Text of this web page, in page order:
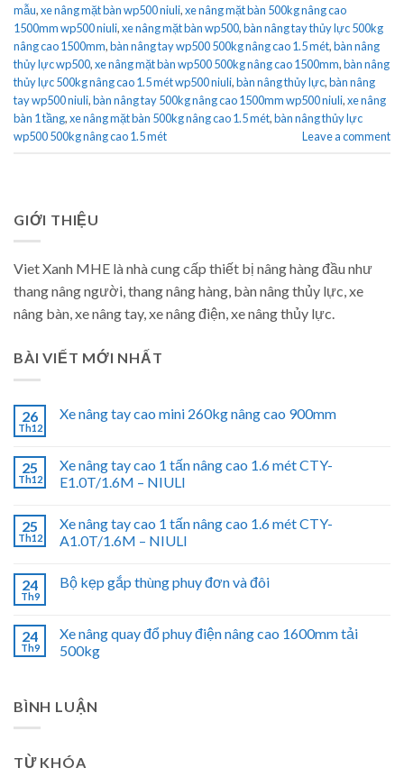
mẫu,xe nâng mặt bàn wp500 niuli,xe nâng mặt bàn 500kg nâng cao
1500mm wp500 niuli,xe nâng mặt bàn wp500,bàn nâng tay thủy lực 500kg
nâng cao 1500mm,bàn nâng tay wp500 500kg nâng cao 1.5 mét,bàn nâng
thủy lực wp500,xe nâng mặt bàn wp500 500kg nâng cao 1500mm,bàn nâng
thủy lực 500kg nâng cao 1.5 mét wp500 niuli,bàn nâng thủy lực,bàn nâng
tay wp500 niuli,bàn nâng tay 500kg nâng cao 1500mm wp500 niuli,xe nâng
bàn 1 tầng,xe nâng mặt bàn 500kg nâng cao 1.5 mét,bàn nâng thủy lực
wp500 500kg nâng cao 1.5 mét
Leave a comment
GIỚI THIỆU
Viet Xanh MHE là nhà cung cấp thiết bị nâng hàng đầu như
thang nâng người, thang nâng hàng, bàn nâng thủy lực, xe
nâng bàn, xe nâng tay, xe nâng điện, xe nâng thủy lực.
BÀI VIẾT MỚI NHẤT
26
Th12
Xe nâng tay cao mini 260kg nâng cao 900mm
25
Th12
Xe nâng tay cao 1 tấn nâng cao 1.6 mét CTY-
E1.0T/1.6M – NIULI
25
Th12
Xe nâng tay cao 1 tấn nâng cao 1.6 mét CTY-
A1.0T/1.6M – NIULI
24
Th9
Bộ kẹp gắp thùng phuy đơn và đôi
24
Th9
Xe nâng quay đổ phuy điện nâng cao 1600mm tải
500kg
BÌNH LUẬN
TỪ KHÓA